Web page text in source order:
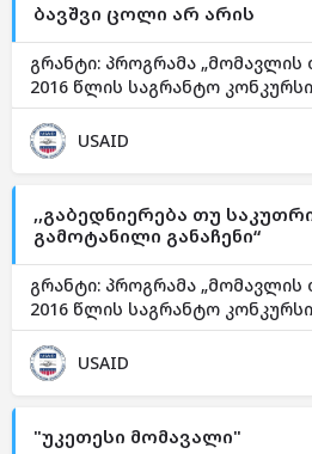
ბავშვი ცოლი არ არის
გრანტი: პროგრამა „მომავლის
2016 წლის საგრანტო კონკურსი
USAID
,,გაბედნიერება თუ
გამოტანილი განაჩენი“
გრანტი: პროგრამა „მომავლის
2016 წლის საგრანტო კონკურსი
USAID
"უკეთესი მომავალი"